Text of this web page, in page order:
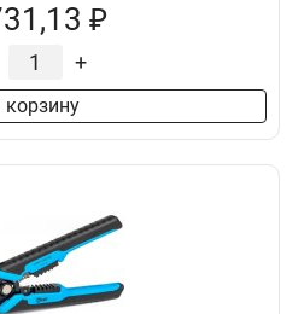
₽
+
корзину